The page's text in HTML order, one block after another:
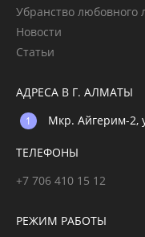
Убранство любовного
Новости
Статьи
АДРЕСА В Г. АЛМАТЫ
Мкр. Айгерим-2,
ТЕЛЕФОНЫ
+7 706 410 15 12
РЕЖИМ РАБОТЫ